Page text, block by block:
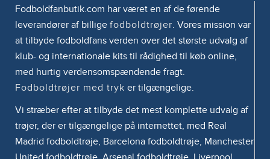
Fodboldfanbutik.com har været en af de førende
leverandører af billige fodboldtrøjer. Vores mission var
at tilbyde fodboldfans verden over det største udvalg af
klub- og internationale kits til rådighed til køb online,
med hurtig verdensomspændende fragt.
Fodboldtrøjer med tryk er tilgængelige.
Vi stræber efter at tilbyde det mest komplette udvalg af
trøjer, der er tilgængelige på internettet, med Real
Madrid fodboldtrøje, Barcelona fodboldtrøje, Manchester